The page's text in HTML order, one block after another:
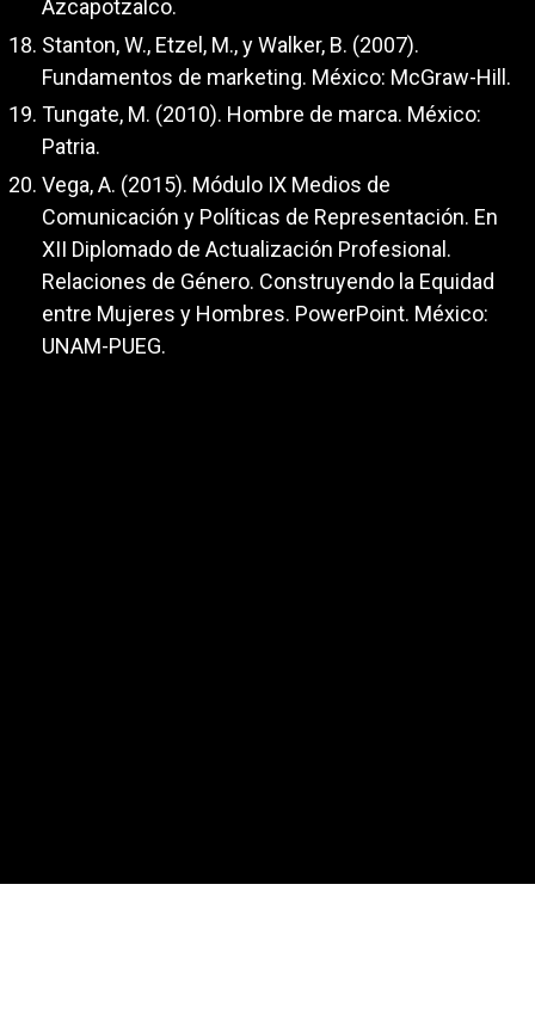
Azcapotzalco.
Stanton, W., Etzel, M., y Walker, B. (2007).
Fundamentos de marketing. México: McGraw-Hill.
Tungate, M. (2010). Hombre de marca. México:
Patria.
Vega, A. (2015). Módulo IX Medios de
Comunicación y Políticas de Representación. En
XII Diplomado de Actualización Profesional.
Relaciones de Género. Construyendo la Equidad
entre Mujeres y Hombres. PowerPoint. México:
UNAM-PUEG.